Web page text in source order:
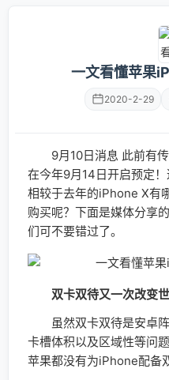
一文看懂苹果
2020-2-29
9月10日消息 此前有传
在今年9月14日开启预定
相较于去年的iPhone X有
购买呢？下面是媒体分享
们可不要错过了。
双卡双待又一次改变
虽然双卡双待是安卓阵
卡槽体积以及区域性等问
苹果都没有为iPhone配备